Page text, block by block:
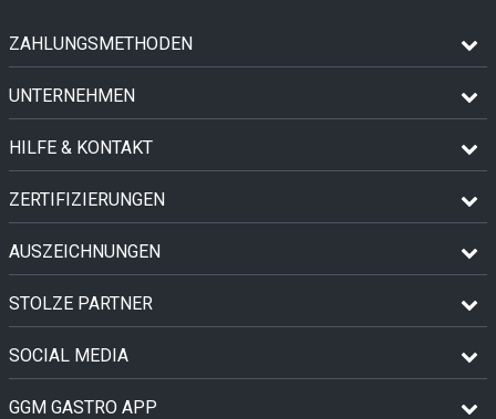
ZAHLUNGSMETHODEN
UNTERNEHMEN
HILFE & KONTAKT
ZERTIFIZIERUNGEN
AUSZEICHNUNGEN
STOLZE PARTNER
SOCIAL MEDIA
GGM GASTRO APP